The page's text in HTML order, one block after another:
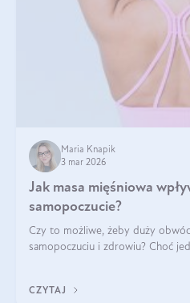
Maria Knapik
3 mar 2026
Jak masa mięśniowa
samopoczucie?
Czy to możliwe, żeby duży
samopoczuciu i zdrowiu? Choć
wyjaśnimy.
CZYTAJ